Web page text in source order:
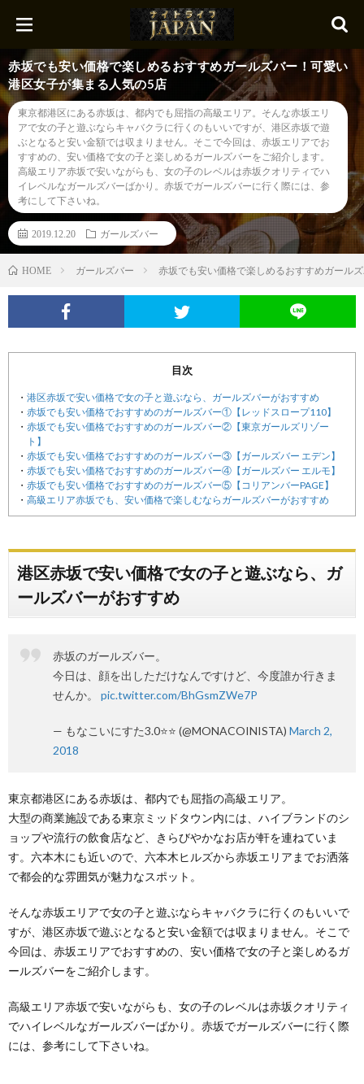
赤坂でも安い価格で楽しめるおすすめガールズバー！可愛い
港区女子が集まる人気の5店
東京都港区にある赤坂は、都内でも屈指の高級エリア。そんな赤坂エリ
アで女の子と遊ぶならキャバクラに行くのもいいですが、港区赤坂で遊
ぶとなると安い金額では収まりません。そこで今回は、赤坂エリアでお
すすめの、安い価格で女の子と楽しめるガールズバーをご紹介します。
高級エリア赤坂で安いながらも、女の子のレベルは赤坂クオリティでハ
イレベルなガールズバーばかり。赤坂でガールズバーに行く際には、参
考にして下さいね。
2019.12.20 ガールズバー
HOME ガールズバー 赤坂でも安い価格で楽しめるおすすめガール
目次
港区赤坂で安い価格で女の子と遊ぶなら、ガールズバーがおすすめ
赤坂でも安い価格でおすすめのガールズバー①【レッドスロープ110】
赤坂でも安い価格でおすすめのガールズバー②【東京ガールズリゾー
ト】
赤坂でも安い価格でおすすめのガールズバー③【ガールズバー エデン】
赤坂でも安い価格でおすすめのガールズバー④【ガールズバー エルモ】
赤坂でも安い価格でおすすめのガールズバー⑤【コリアンバーPAGE】
高級エリア赤坂でも、安い価格で楽しむならガールズバーがおすすめ
港区赤坂で安い価格で女の子と遊ぶなら、ガ
ールズバーがおすすめ
赤坂のガールズバー。
今日は、顔を出しただけなんですけど、今度誰か行きま
せんか。 pic.twitter.com/BhGsmZWe7P
— もなこいにすた3.0⭐⭐ (@MONACOINISTA) March 2,
2018
東京都港区にある赤坂は、都内でも屈指の高級エリア。
大型の商業施設である東京ミッドタウン内には、ハイブランドのシ
ョップや流行の飲食店など、きらびやかなお店が軒を連ねていま
す。六本木にも近いので、六本木ヒルズから赤坂エリアまでお洒落
で都会的な雰囲気が魅力なスポット。
そんな赤坂エリアで女の子と遊ぶならキャバクラに行くのもいいで
すが、港区赤坂で遊ぶとなると安い金額では収まりません。そこで
今回は、赤坂エリアでおすすめの、安い価格で女の子と楽しめるガ
ールズバーをご紹介します。
高級エリア赤坂で安いながらも、女の子のレベルは赤坂クオリティ
でハイレベルなガールズバーばかり。赤坂でガールズバーに行く際
には、参考にして下さいね。